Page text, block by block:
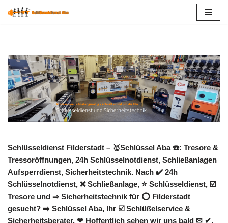
Schlüsseldienst Filderstadt – 🥇Schlüssel Aba ☎️: Tresore &
Tressoröffnungen, 24h Schlüsselnotdienst, Schließanlagen
Aufsperrdienst, Sicherheitstechnik. Nach ✔️ 24h
Schlüsselnotdienst, ❌ Schließanlage, ⭐ Schlüsseldienst, ☑️
Tresore und ⇒ Sicherheitstechnik für ⭕ Filderstadt
gesucht? ➡️ Schlüssel Aba, Ihr ☑️ Schlüßelservice &
Sicherheitsberater. ❤ Hoffentlich sehen wir uns bald ✉ ✔.